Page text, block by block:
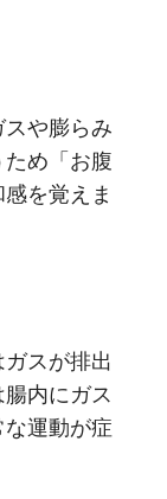
や膨らみ
め「お腹
を覚えま
スが排出
内にガス
運動が症